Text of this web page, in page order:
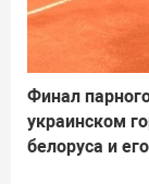
Финал
украинском
белоруса и